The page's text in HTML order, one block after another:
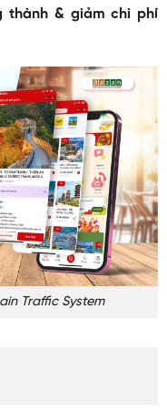
thành & giảm chi phí
Traffic System